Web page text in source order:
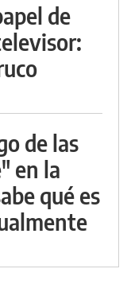
de
de las
en la
qué es